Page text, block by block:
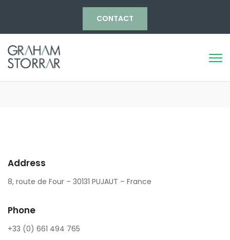
CONTACT
Address
8, route de Four – 30131 PUJAUT – France
Phone
+33 (0) 661 494 765